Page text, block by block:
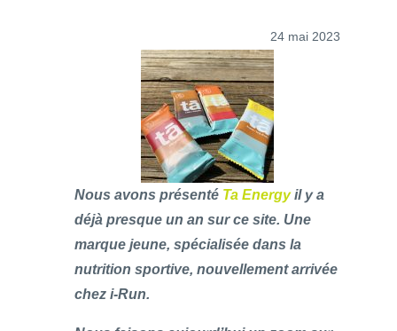
24 mai 2023
Nous avons présenté Ta Energyil y a
déjà presque un an sur ce site. Une
marque jeune, spécialisée dans la
nutrition sportive, nouvellement arrivée
chez i-Run.